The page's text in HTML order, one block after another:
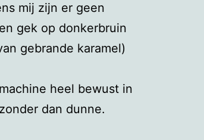
mij zijn er geen
gek op donkerbruin
gebrande karamel)
heel bewust in
dan dunne.